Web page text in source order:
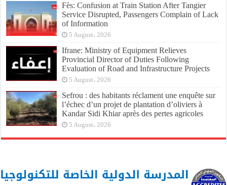
Fès: Confusion at Train Station After Tangier
Service Disrupted, Passengers Complain of Lack
of Information
5 August، 2026
Ifrane: Ministry of Equipment Relieves
Provincial Director of Duties Following
Evaluation of Road and Infrastructure Projects
5 August، 2026
Sefrou : des habitants réclament une enquête sur
l’échec d’un projet de plantation d’oliviers à
Kandar Sidi Khiar après des pertes agricoles
5 August، 2026